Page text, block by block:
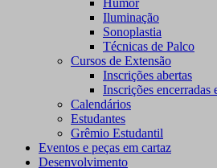
Iluminação
Sonoplastia
Técnicas de Palco
Cursos de Extensão
Inscrições abertas
Inscrições encerradas
Calendários
Estudantes
Grêmio Estudantil
Eventos e peças em cartaz
Desenvolvimento